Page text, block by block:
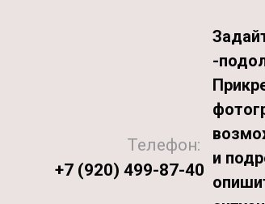
Телефон:
+7 (920) 499-87-40
-
и